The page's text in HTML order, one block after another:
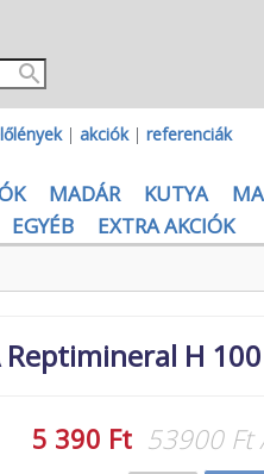
| akciók| referenciák
MADÁR KUTYA
EGYÉB EXTRA AKCIÓK
Reptimineral H
5 390 Ft 53900 Ft